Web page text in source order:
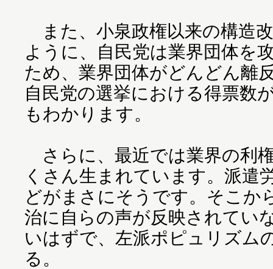
また、小泉政権以来の構造
ように、自民党は業界団体を
ため、業界団体がどんどん離
自民党の選挙における得票数
もわかります。
さらに、最近では業界の利
くさん生まれています。派遣
どがまさにそうです。そこか
治に自らの声が反映されてい
いはずで、左派ポピュリズム
る。